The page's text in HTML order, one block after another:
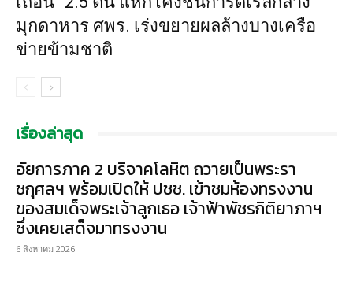
มุกดาหาร ศพร. เร่งขยายผลล้างบางเครือ
ข่ายข้ามชาติ
เรื่องล่าสุด
อัยการภาค 2 บริจาคโลหิต ถวายเป็นพระรา
ชกุศลฯ พร้อมเปิดให้ ปชช. เข้าชมห้องทรงงาน
ของสมเด็จพระเจ้าลูกเธอ เจ้าฟ้าพัชรกิติยาภาฯ
ซึ่งเคยเสด็จมาทรงงาน
6 สิงหาคม 2026